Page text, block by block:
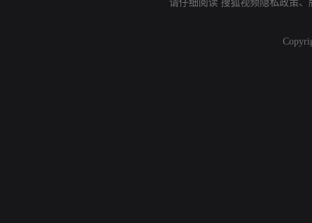
请仔细阅读 搜狐视频隐私政策、